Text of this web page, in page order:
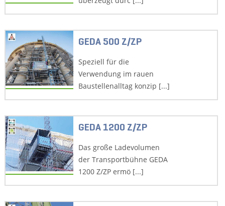
GEDA 500 Z/ZP
Speziell für die
Verwendung im rauen
Baustellenalltag konzip [...]
GEDA 1200 Z/ZP
Das große Ladevolumen
der Transportbühne GEDA
1200 Z/ZP ermö [...]